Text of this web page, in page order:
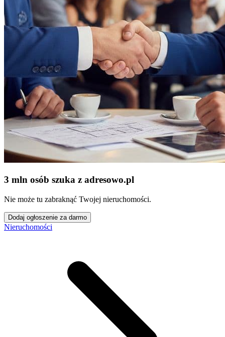
3 mln osób szuka z adresowo.pl
Nie może tu zabraknąć Twojej nieruchomości.
Dodaj ogłoszenie za darmo
Nieruchomości